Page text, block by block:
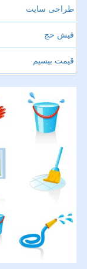
طراحی سایت
فیش حج
قیمت بیسیم